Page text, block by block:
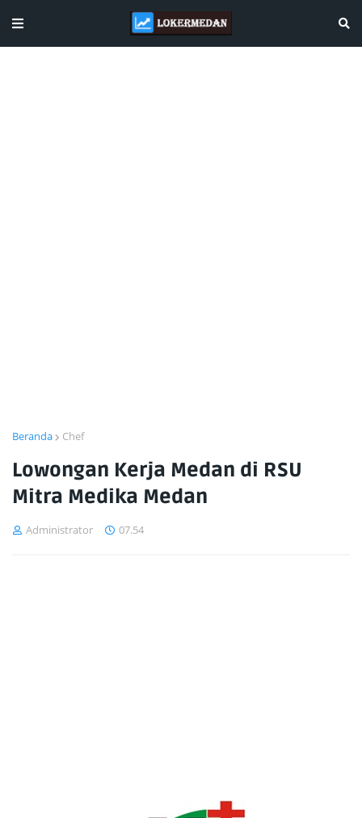
Beranda Chef
Lowongan Kerja Medan di RSU
Mitra Medika Medan
Administrator 07.54